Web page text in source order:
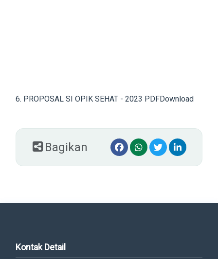
6. PROPOSAL SI OPIK SEHAT - 2023 PDFDownload
Bagikan
Kontak Detail